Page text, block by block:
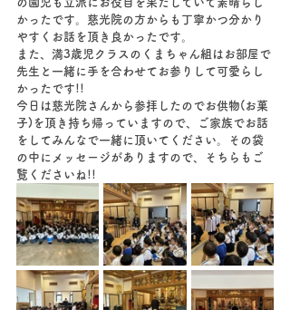
かったです。慈光院の方からも丁寧かつ分かり
やすくお話を頂き良かったです。
また、満3歳児クラスのくまちゃん組はお部屋で
先生と一緒に手を合わせてお参りして可愛らし
かったです!!
今日は慈光院さんから参拝したのでお供物(お菓
子)を頂き持ち帰っていますので、ご家族でお話
をしてみんなで一緒に頂いてください。その袋
の中にメッセージがありますので、そちらもご
覧くださいね!!